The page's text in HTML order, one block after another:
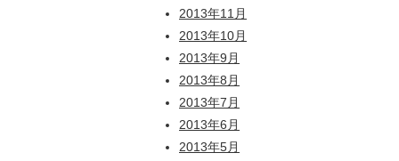
2013年11月
2013年10月
2013年9月
2013年8月
2013年7月
2013年6月
2013年5月